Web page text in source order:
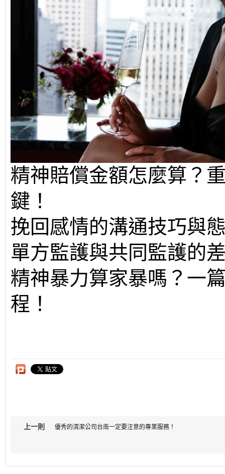
精神賠償金額怎麼算？
鍵！
挽回感情的溝通技巧與
單方監護與共同監護的
精神暴力算家暴嗎？一
程！
上一則 優秀的清潔公司台南一定要注意的專業服務！